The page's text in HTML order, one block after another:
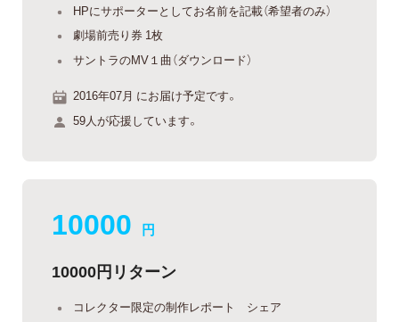
HPにサポーターとしてお名前を記載（希望者のみ）
劇場前売り券 1枚
サントラのMV１曲（ダウンロード）
2016年07月 にお届け予定です。
59人が応援しています。
10000 円
10000円リターン
コレクター限定の制作レポート シェア